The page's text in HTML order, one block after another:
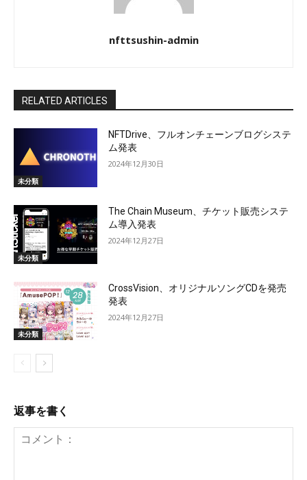
nfttsushin-admin
RELATED ARTICLES
未分類
NFTDrive、フルオンチェーンブログシステ
ム発表
2024年12月30日
未分類
The Chain Museum、チケット販売システ
ム導入発表
2024年12月27日
未分類
CrossVision、オリジナルソングCDを発売
発表
2024年12月27日
返事を書く